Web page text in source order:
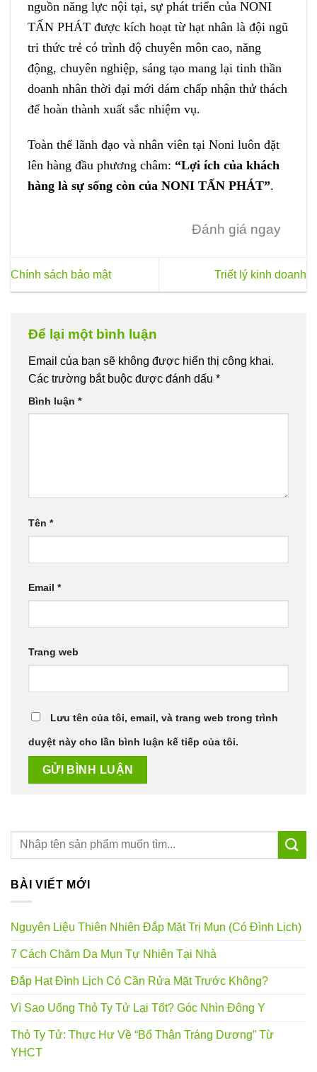
nguồn năng lực nội tại, sự phát triển của NONI
TẤN PHÁT được kích hoạt từ hạt nhân là đội ngũ
tri thức trẻ có trình độ chuyên môn cao, năng
động, chuyên nghiệp, sáng tạo mang lại tinh thần
doanh nhân thời đại mới dám chấp nhận thử thách
để hoàn thành xuất sắc nhiệm vụ.
Toàn thể lãnh đạo và nhân viên tại Noni luôn đặt
lên hàng đầu phương châm: “Lợi ích của khách
hàng là sự sống còn của NONI TẤN PHÁT”.
Đánh giá ngay
Chính sách bảo mật Triết lý kinh doanh
Để lại một bình luận
Email của bạn sẽ không được hiển thị công khai.
Các trường bắt buộc được đánh dấu *
Bình luận *
Tên *
Email *
Trang web
Lưu tên của tôi, email, và trang web trong trình
duyệt này cho lần bình luận kế tiếp của tôi.
BÀI VIẾT MỚI
Nguyên Liệu Thiên Nhiên Đắp Mặt Trị Mụn (Có Đình Lịch)
7 Cách Chăm Da Mụn Tự Nhiên Tại Nhà
Đắp Hạt Đình Lịch Có Cần Rửa Mặt Trước Không?
Vì Sao Uống Thỏ Ty Tử Lại Tốt? Góc Nhìn Đông Y
Thỏ Ty Tử: Thực Hư Về “Bổ Thận Tráng Dương” Từ
YHCT